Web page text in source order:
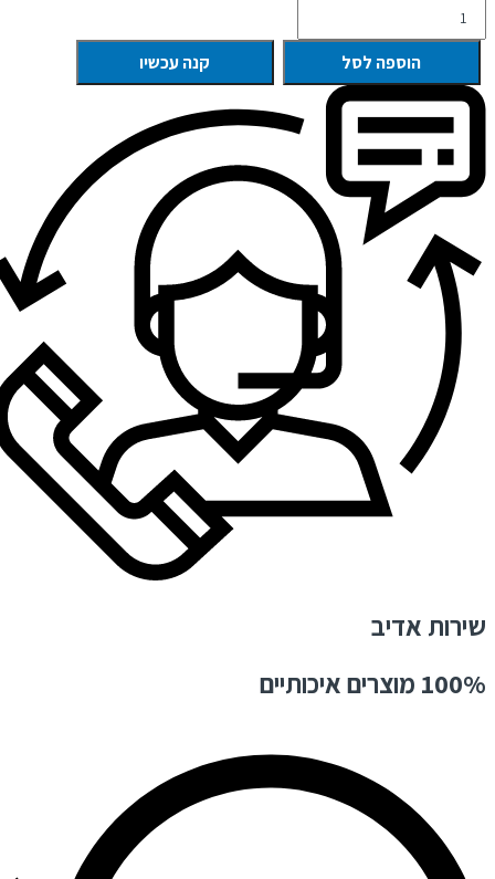
הוספה לסל קנה עכשיו
שירות אדיב
100% מוצרים איכותיים